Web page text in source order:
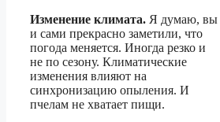
Изменение климата. Я думаю, вы
и сами прекрасно заметили, что
погода меняется. Иногда резко и
не по сезону. Климатические
изменения влияют на
синхронизацию опыления. И
пчелам не хватает пищи.